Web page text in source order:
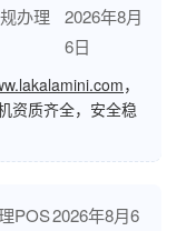
办理
2026年8月
6日
，
资质齐全，安全稳
POS2026年8月6